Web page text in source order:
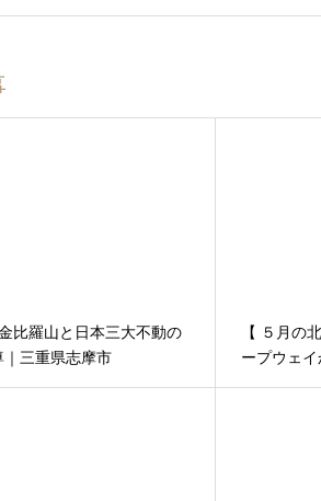
比羅山と日本三大不動の
｜三重県志摩市
【 ５月の
ープウェ